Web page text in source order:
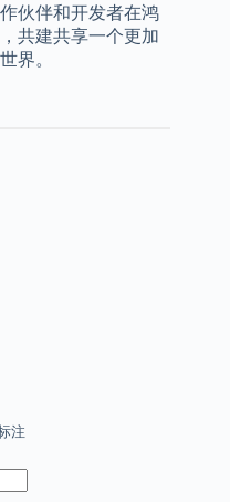
伙伴和开发者在鸿
共建共享一个更加
界。
注